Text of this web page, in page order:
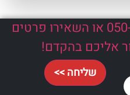
050-763-5319 או השאירו פרטים
בהקדם!
>>